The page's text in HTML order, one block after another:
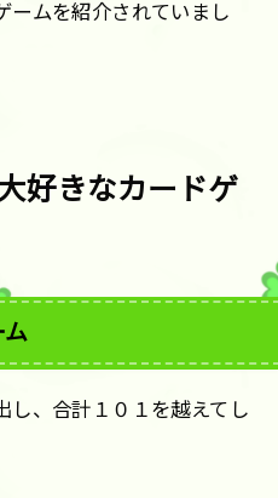
ームを紹介されていまし
好きなカードゲ
し、合計１０１を越えてし